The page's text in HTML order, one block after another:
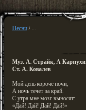
Песни / ...
Муз. А. Страйк, А
Ст. А. Ковалев
Мой день короче ночи,
А ночь течет за край.
С утра мне мозг выносят:
«Дай! Дай! Дай! Дай!»